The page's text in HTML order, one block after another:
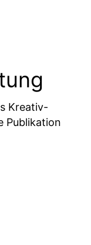
Kreativ-
Publikation